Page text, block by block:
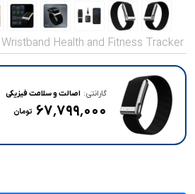
Health and Fitness Tracker
گارانتی: اصالت و سلامت فیزیکی
۶۷٬۷۹۹٬۰۰۰